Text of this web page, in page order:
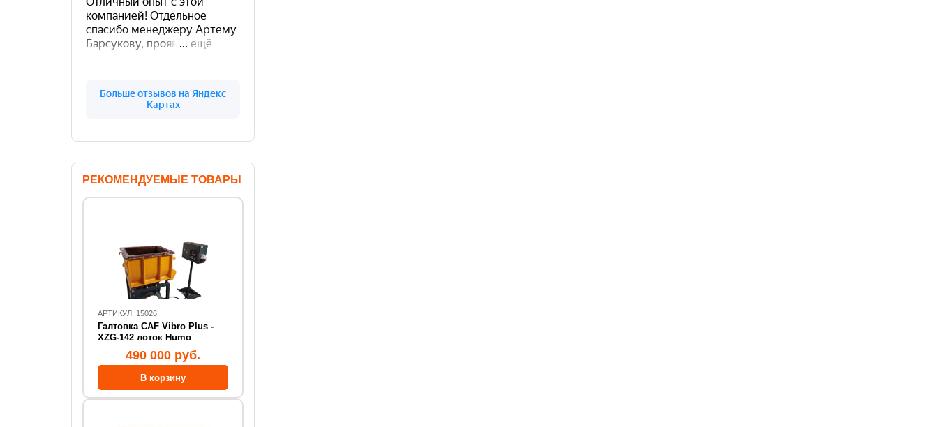
РЕКОМЕНДУЕМЫЕ ТОВАРЫ
АРТИКУЛ: 15026
Галтовка CAF Vibro Plus -
XZG-142 лоток Humo
490 000 руб.